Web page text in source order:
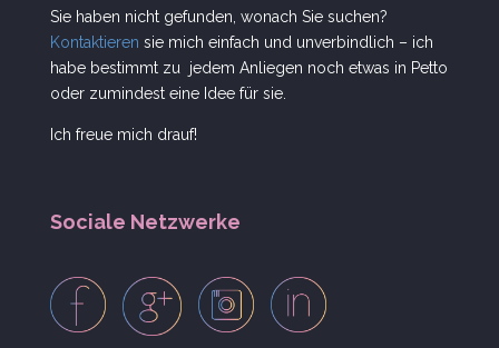
Sie haben nicht gefunden, wonach Sie suchen?
Kontaktieren sie mich einfach und unverbindlich – ich
habe bestimmt zu jedem Anliegen noch etwas in Petto
oder zumindest eine Idee für sie.
Ich freue mich drauf!
Sociale Netzwerke